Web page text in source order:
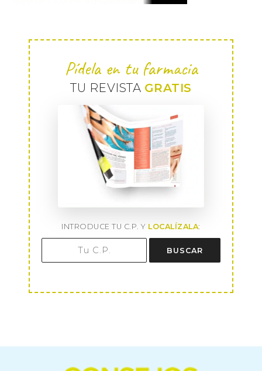
Pídela en tu farmacia
TU REVISTA GRATIS
INTRODUCE TU C.P. Y LOCALÍZALA:
BUSCAR